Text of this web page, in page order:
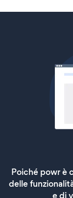
Poiché powr è
delle